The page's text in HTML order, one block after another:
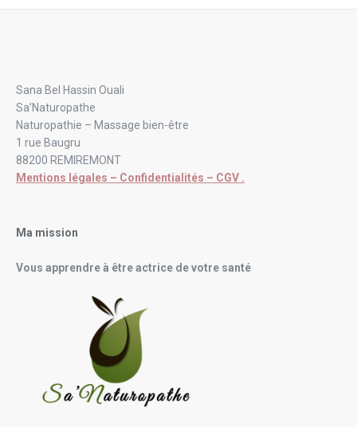
Sana Bel Hassin Ouali
Sa’Naturopathe
Naturopathie – Massage bien-être
1 rue Baugru
88200 REMIREMONT
Mentions légales – Confidentialités – CGV .
Ma mission
Vous apprendre à être actrice de votre santé